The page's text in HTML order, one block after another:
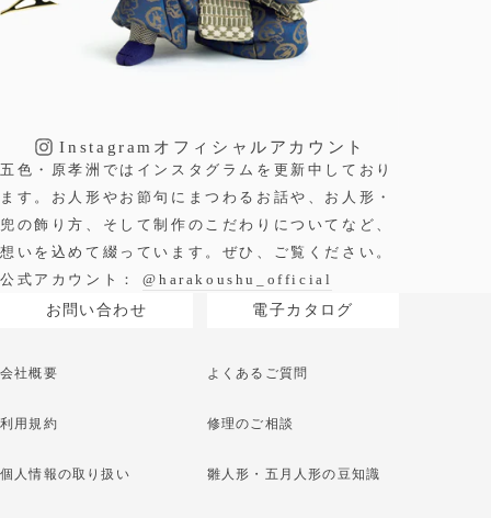
Instagram オフィシャルアカウント
五色・原孝洲ではインスタグラムを更新中しており
ます。お人形やお節句にまつわるお話や、お人形・
兜の飾り方、そして制作のこだわりについてなど、
想いを込めて綴っています。ぜひ、ご覧ください。
公式アカウント：@harakoushu_official
お問い合わせ
電子カタログ
会社概要
利用規約
個人情報の取り扱い
よくあるご質問
修理のご相談
雛人形・五月人形の豆知識